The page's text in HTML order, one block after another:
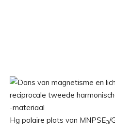
Hg polaire plots van MNPSE3/